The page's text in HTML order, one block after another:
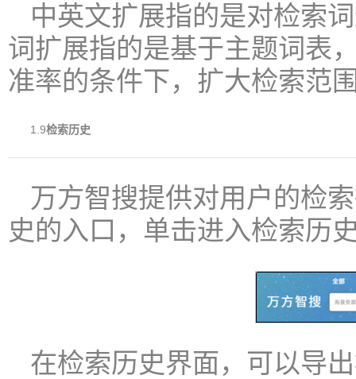
中英文扩展指的是对检索
词扩展指的是基于主题词表
准率的条件下，扩大检索范
1.9检索历史
万方智搜提供对用户的检
史的入口，单击进入检索历
在检索历史界面，可以导